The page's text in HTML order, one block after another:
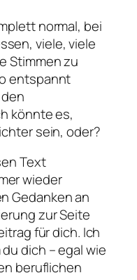
normal, bei
viele, viele
Stimmen zu
entspannt
könnte es,
sein, oder?
Text
wieder
Gedanken an
zur Seite
für dich. Ich
dich – egal wie
beruflichen